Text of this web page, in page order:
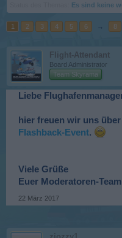
Es sind keine
1 2 3 4 5 6 → 8
Flight-Attendant
Board Administrator
Team Skyrama
Liebe
hier freuen wir uns
Flashback-Event.
Viele Grüße
Euer Moderatoren-Team
22 März 2017